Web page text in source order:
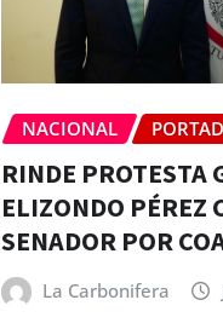
NACIONAL
RINDE PROTESTA
ELIZONDO PÉREZ
SENADOR POR
La Carbonifera